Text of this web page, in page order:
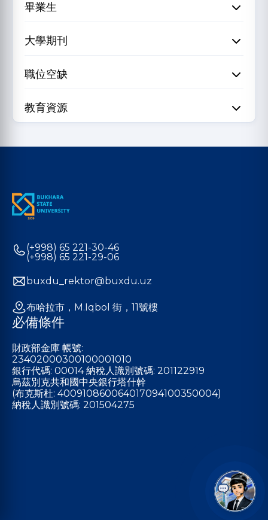
畢業生
大學期刊
職位空缺
教育資源
(+998) 65 221-30-46
(+998) 65 221-29-06
buxdu_rektor@buxdu.uz
布哈拉市，M.Iqbol 街，11號樓
必備條件
財政部金庫 帳號:
23402000300100001010
銀行代碼: 00014 納稅人識別號碼: 201122919
烏茲別克共和國中央銀行塔什幹
(布克斯杜: 400910860064017094100350004)
納稅人識別號碼: 201504275